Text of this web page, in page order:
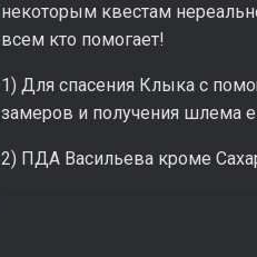
некоторым квестам
всем кто помогает!
1) Для спасения Клыка с
замеров и получения шлема
2) ПДА Васильева кроме